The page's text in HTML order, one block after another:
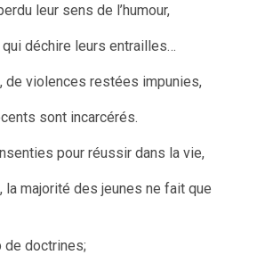
leur sens de l’humour,
déchire leurs entrailles…
de violences restées impunies,
sont incarcérés.
pour réussir dans la vie,
la majorité des jeunes ne fait que
de doctrines;